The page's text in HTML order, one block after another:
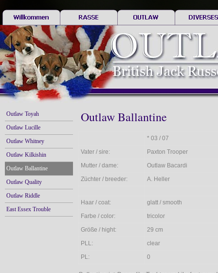
Outlaw Toyah
Outlaw Lucille
Outlaw Whitney
Outlaw Kilkishin
Outlaw Ballantine
Outlaw Quality
Outlaw Riddle
East Essex Trouble
Outlaw Ballantine
* 03 / 07
Vater / sire:
Paxton Trooper
Mutter / dame:
Outlaw Bacardi
Züchter / breeder:
A. Heller
Haar / coat:
glatt / smooth
Farbe / color:
tricolor
Größe / hight:
29 cm
PLL:
clear
PL:
0